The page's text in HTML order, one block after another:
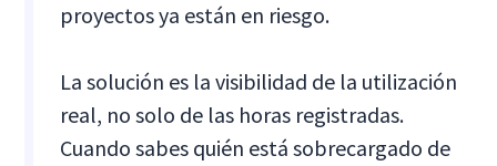
proyectos ya están en riesgo.
La solución es la visibilidad de la utilización
real, no solo de las horas registradas.
Cuando sabes quién está sobrecargado de